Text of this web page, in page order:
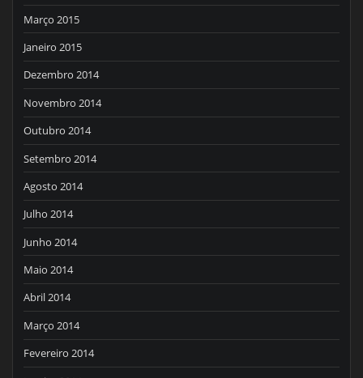
Março 2015
Janeiro 2015
Dezembro 2014
Novembro 2014
Outubro 2014
Setembro 2014
Agosto 2014
Julho 2014
Junho 2014
Maio 2014
Abril 2014
Março 2014
Fevereiro 2014